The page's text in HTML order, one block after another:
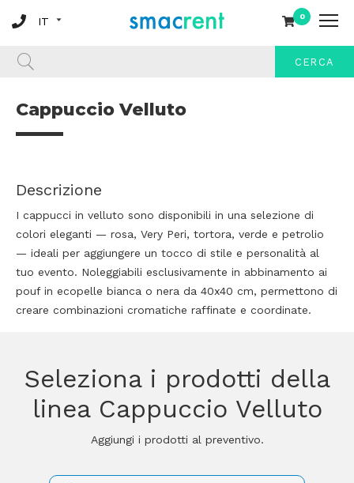
0
CERCA
Cappuccio Velluto
Descrizione
I cappucci in velluto sono disponibili in una selezione di
colori eleganti — rosa, Very Peri, tortora, verde e petrolio
— ideali per aggiungere un tocco di stile e personalità al
tuo evento. Noleggiabili esclusivamente in abbinamento ai
pouf in ecopelle bianca o nera da 40x40 cm, permettono di
creare combinazioni cromatiche raffinate e coordinate.
Seleziona i prodotti della
linea Cappuccio Velluto
Aggiungi i prodotti al preventivo.